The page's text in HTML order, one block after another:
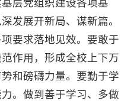
层党组织建设各项基
发展开新局、谋新篇。
要求落地见效。要敢于
作用，形成全校上下万
和磅礴力量。要勤于学
。做到善于学习、多做